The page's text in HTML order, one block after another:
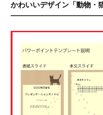
かわいいデザイン「動物・